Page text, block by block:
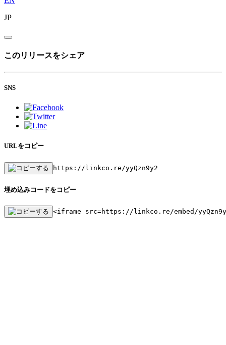
JP
このリリースをシェア
SNS
URLをコピー
https://linkco.re/yyQzn9y2
埋め込みコードをコピー
<iframe src=https://linkco.re/embed/